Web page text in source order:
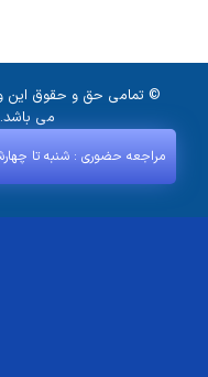
© تمامی حق و حقوق این
می باشد.
مراجعه حضوری : شنبه تا چهارشنبه ۹ تا ۵ بعدازظهر ( پنجشنبه‌